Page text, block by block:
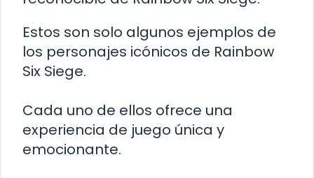
Estos son solo algunos ejemplos de
los personajes icónicos de Rainbow
Six Siege.
Cada uno de ellos ofrece una
experiencia de juego única y
emocionante.